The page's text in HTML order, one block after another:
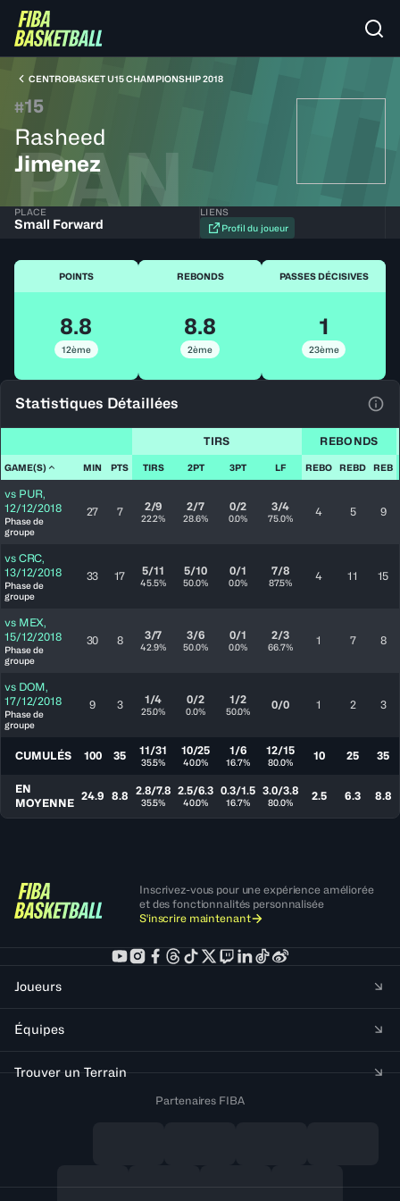
CENTROBASKET U15 CHAMPIONSHIP 2018
#15
Rasheed
Jimenez
PAN
PLACE
Small Forward
LIENS
Profil du joueur
POINTS
8.8
12ème
REBONDS
8.8
2ème
PASSES DÉCISIVES
1
23ème
Statistiques Détaillées
TIRS REBONDS
GAME(S) MIN PTS TIRS 2PT 3PT LF REBO REBD REB
vs PUR,
12/12/2018
Phase de
groupe
27 7 2/9
22.2%
2/7
28.6%
0/2
0.0%
3/4
75.0% 4 5 9
vs CRC,
13/12/2018
Phase de
groupe
33 17 5/11
45.5%
5/10
50.0%
0/1
0.0%
7/8
87.5% 4 11 15
vs MEX,
15/12/2018
Phase de
groupe
30 8 3/7
42.9%
3/6
50.0%
0/1
0.0%
2/3
66.7% 1 7 8
vs DOM,
17/12/2018
Phase de
groupe
9 3 1/4
25.0%
0/2
0.0%
1/2
50.0% 0/0 1 2 3
CUMULÉS 100 35 11/31
35.5%
10/25
40.0%
1/6
16.7%
12/15
80.0% 10 25 35
EN
MOYENNE
24.9 8.8 2.8/7.8
35.5%
2.5/6.3
40.0%
0.3/1.5
16.7%
3.0/3.8
80.0% 2.5 6.3 8.8
Inscrivez-vous pour une expérience améliorée
et des fonctionnalités personnalisée
S'inscrire maintenant
Joueurs
Équipes
Trouver un Terrain
Partenaires FIBA